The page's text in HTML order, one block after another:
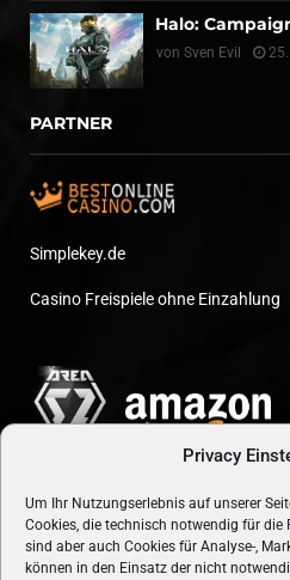
Privacy
Um Ihr Nutzungserlebnis auf unserer
Cookies, die technisch notwendig für
sind aber auch Cookies für Analyse-,
können in den Einsatz der nicht
Halo:
von Sven Evil
PARTNER
Simplekey.de
Casino Freispiele ohne Einzahlung